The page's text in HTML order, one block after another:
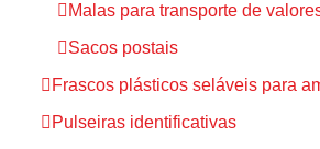
Malas para transporte de
Sacos postais
Frascos plásticos seláveis para
Pulseiras identificativas